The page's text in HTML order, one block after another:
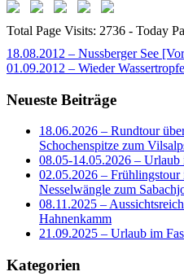
Total Page Visits: 2736 - Today
Beitragsnavigation
18.08.2012 – Nussberger See
01.09.2012 – Wieder
Neueste Beiträge
18.06.2026 – Rundtour
Schochenspitze zum
08.05-14.05.2026 – Urlaub
02.05.2026 –
Nesselwängle zum
08.11.2025 –
Hahnenkamm
21.09.2025 – Urlaub im
Kategorien